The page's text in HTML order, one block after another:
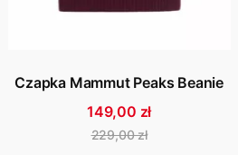
Czapka Mammut Peaks Beanie
149,00 zł
229,00 zł